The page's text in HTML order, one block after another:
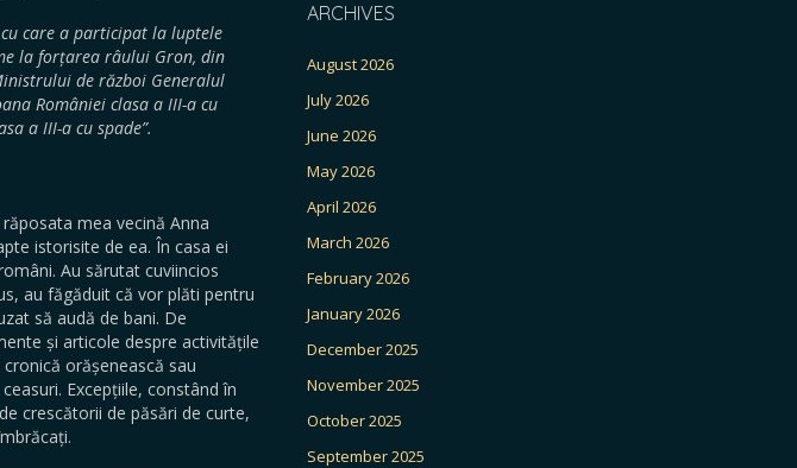
care a participat la luptele
la forțarea râului Gron, din
de război Generalul
României clasa a III-a cu
a III-a cu spade”.
mea vecină Anna
istorisite de ea. În casa ei
Au sărutat cuviincios
au făgăduit că vor plăti pentru
să audă de bani. De
și articole despre activitățile
orășenească sau
Excepțiile, constând în
crescătorii de păsări de curte,
ARCHIVES
August 2026
July 2026
June 2026
May 2026
April 2026
March 2026
February 2026
January 2026
December 2025
November 2025
October 2025
September 2025